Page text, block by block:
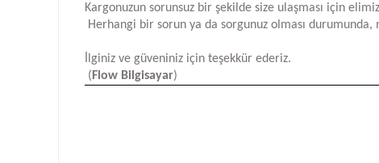
Kargonuzun sorunsuz bir şekilde size ulaşması için
Herhangi bir sorun ya da sorgunuz olması
İlginiz ve güveniniz için teşekkür ederiz.
( Flow Bilgisayar)